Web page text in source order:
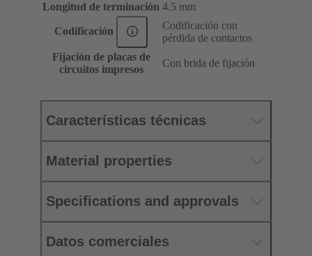
Longitud de terminación 4.5 mm
Codificación
Codificación con
pérdida de contactos
Fijación de placas de
circuitos impresos
Con brida de fijación
Características técnicas
Material properties
Specifications and approvals
Datos comerciales